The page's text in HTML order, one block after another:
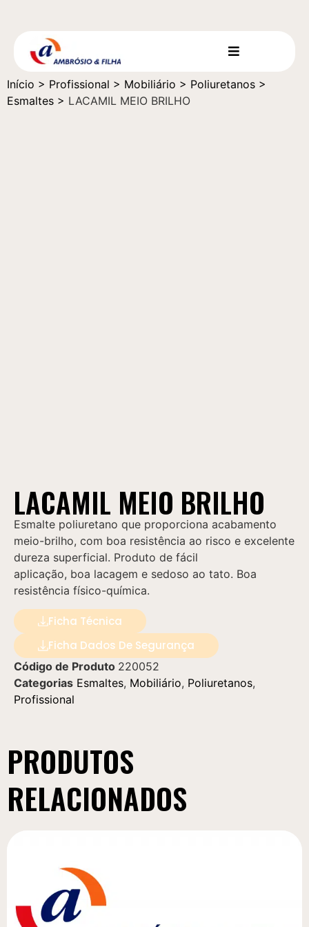
Início > Profissional > Mobiliário > Poliuretanos >
Esmaltes > LACAMIL MEIO BRILHO
LACAMIL MEIO BRILHO
Esmalte poliuretano que proporciona acabamento
meio-brilho, com boa resistência ao risco e excelente
dureza superficial. Produto de fácil
aplicação, boa lacagem e sedoso ao tato. Boa
resistência físico-química.
Ficha Técnica
Ficha Dados De Segurança
Código de Produto 220052
Categorias Esmaltes, Mobiliário, Poliuretanos,
Profissional
PRODUTOS
RELACIONADOS